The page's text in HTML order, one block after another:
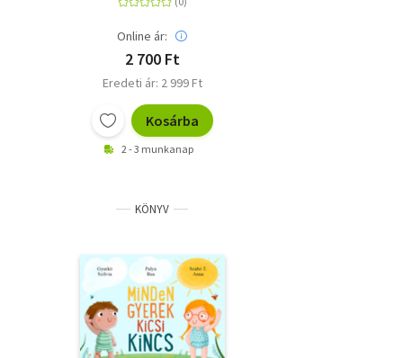
Online ár:
2 700 Ft
Eredeti ár: 2 999 Ft
Kosárba
2 - 3 munkanap
KÖNYV